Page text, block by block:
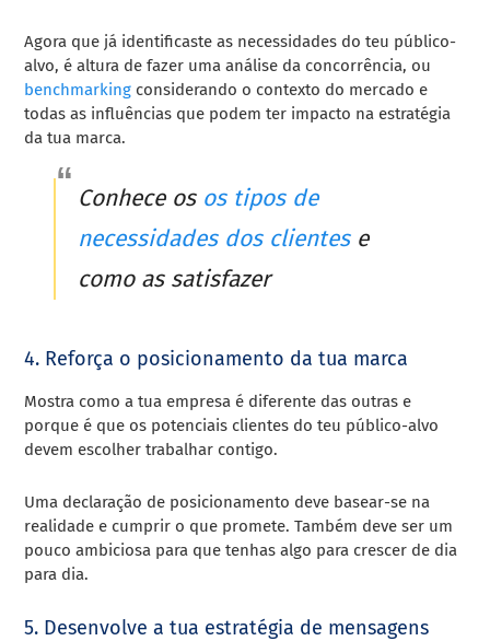
Agora que já identificaste as necessidades do teu público-
alvo, é altura de fazer uma análise da concorrência, ou
benchmarking considerando o contexto do mercado e
todas as influências que podem ter impacto na estratégia
da tua marca.
Conhece osos tipos de
necessidades dos clientese
como as satisfazer
4. Reforça o posicionamento da tua marca
Mostra como a tua empresa é diferente das outras e
porque é que os potenciais clientes do teu público-alvo
devem escolher trabalhar contigo.
Uma declaração de posicionamento deve basear-se na
realidade e cumprir o que promete. Também deve ser um
pouco ambiciosa para que tenhas algo para crescer de dia
para dia.
5. Desenvolve a tua estratégia de mensagens